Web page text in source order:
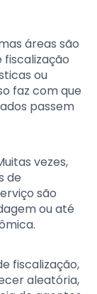
áreas são
fiscalização
ou
faz com que
passem
vezes,
de
são
ou até
fiscalização,
aleatória,